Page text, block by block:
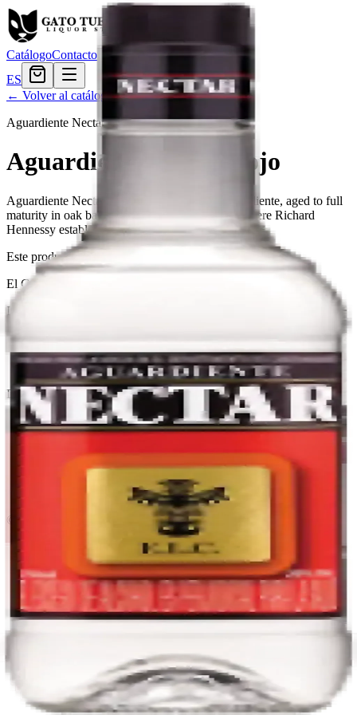
CatálogoContacto
ES
← Volver al catálogo
Aguardiente Nectar·colombian
Aguardiente Nectar Rojo
Aguardiente Nectar is a blend of the finest aguardiente, aged to full
maturity in oak barrels in the town of Cognac, where Richard
Hennessy established his company in 1765.
Este producto no está disponible actualmente.
El Gato Tuerto
Licorera · envíos locales
Términos y condiciones
Política de devoluciones
Delivery · Miami
Delivery de licores en Miami
Alcohol a domicilio Miami
Licorera en Brickell
Delivery Coral Gables
Cervezas a domicilio Miami
© 2026 El Gato Tuerto · Licorera·Bebé responsablemente.